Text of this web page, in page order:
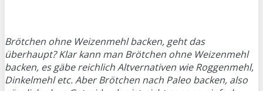
Brötchen ohne Weizenmehl backen, geht das
überhaupt? Klar kann man Brötchen ohne Weizenmehl
backen, es gäbe reichlich Altvernativen wie Roggenmehl,
Dinkelmehl etc. Aber Brötchen nach Paleo backen, also